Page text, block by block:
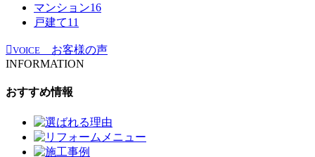
マンション16
戸建て11
VOICE
お客様の声
INFORMATION
おすすめ情報